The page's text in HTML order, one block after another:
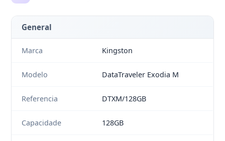
General
Marca Kingston
Modelo DataTraveler Exodia M
Referencia DTXM/128GB
Capacidade 128GB